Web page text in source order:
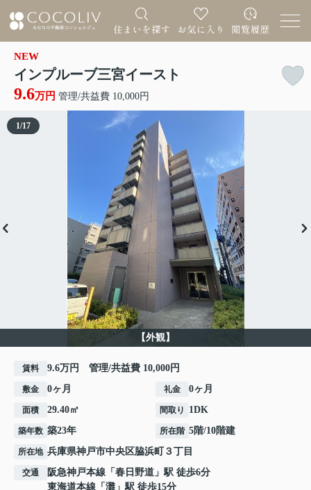
NEW
インプルーブ三宮イースト
9.6万円 管理/共益費 10,000円
【外観】
1/17
賃料 9.6万円 管理/共益費 10,000円
敷金 0ヶ月 礼金 0ヶ月
面積 29.40㎡ 間取り 1DK
築年数 築23年 所在階 5階/10階建
所在地 兵庫県神戸市中央区脇浜町 ３丁目
交通 阪急神戸本線 「 春日野道 」駅 徒歩6分
東海道本線 「 灘 」駅 徒歩15分